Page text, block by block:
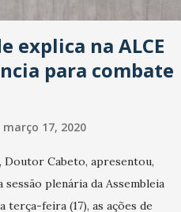
explica na ALCE
para combate
março 17, 2020
Doutor Cabeto, apresentou,
plenária da Assembleia
terça-feira (17), as ações de